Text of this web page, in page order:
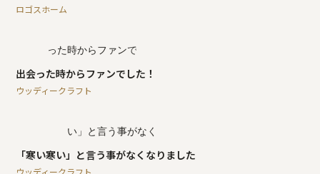
ロゴスホーム
出会った時からファンでした！
ウッディークラフト
「寒い寒い」と言う事がなくなりました
ウッディークラフト